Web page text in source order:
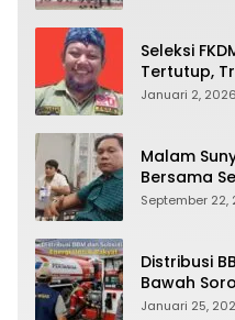
Seleksi
Tertutup,
Januari 2, 2026
Malam
Bersama
September 22,
Distribusi
Bawah
Januari 25,